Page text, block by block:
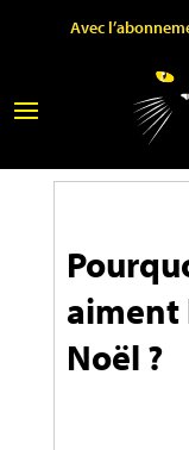
Avec
aiment
Noël ?